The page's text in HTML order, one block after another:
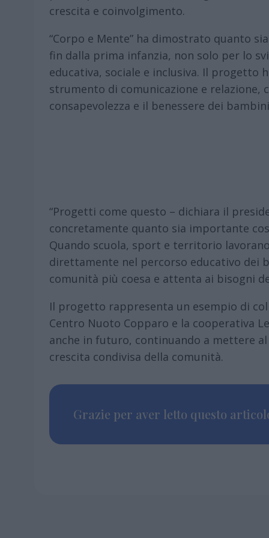
crescita e coinvolgimento.
“Corpo e Mente” ha dimostrato quanto
fin dalla prima infanzia, non solo per lo
educativa, sociale e inclusiva. Il progetto
strumento di comunicazione e relazione,
consapevolezza e il benessere dei
“Progetti come questo – dichiara il
concretamente quanto sia importante
Quando scuola, sport e territorio
direttamente nel percorso educativo dei
comunità più coesa e attenta ai bisogni
Il progetto rappresenta un esempio di
Centro Nuoto Copparo e la cooperativa
anche in futuro, continuando a mettere
crescita condivisa della comunità.
Grazie per aver letto questo